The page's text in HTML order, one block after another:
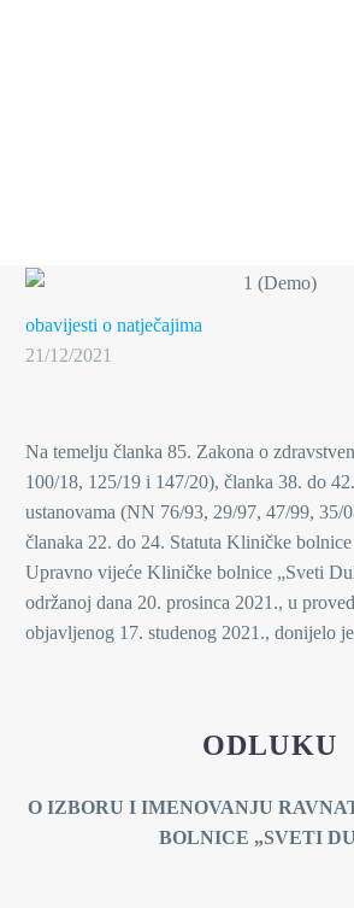
obavijesti o natječajima
21/12/2021
Na temelju članka 85. Zakona o
100/18, 125/19 i 147/20), članka 38. do
ustanovama (NN 76/93, 29/97, 47/99, 35/
članaka 22. do 24. Statuta Kliničke
Upravno vijeće Kliničke bolnice „Sveti
održanoj dana 20. prosinca 2021., u
objavljenog 17. studenog 2021., donijelo
ODLUKU
O IZBORU I IMENOVANJU
BOLNICE „SVETI